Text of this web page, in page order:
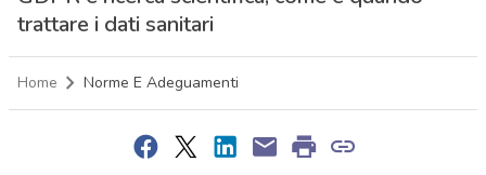
trattare i dati sanitari
Home Norme E Adeguamenti